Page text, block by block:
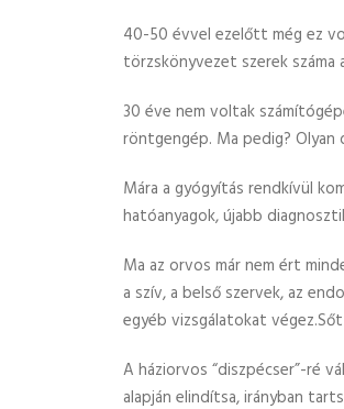
40-50 évvel ezelőtt még ez
törzskönyvezet szerek
30 éve nem voltak
röntgengép. Ma pedig?
Mára a gyógyítás rendkívül
hatóanyagok, újabb
Ma az orvos már nem ért
a szív, a belső szervek, az
egyéb vizsgálatokat
A háziorvos “diszpécser”-ré
alapján elindítsa, irányban